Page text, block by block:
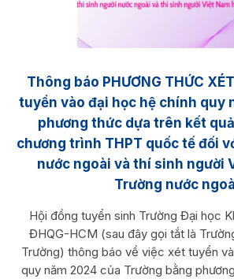
Thông báo PHƯƠNG THỨC
tuyển vào đại học hệ chính quy
phương thức dựa trên kết
chương trình THPT quốc tế đối
nước ngoài và thí sinh người
Trường nước
Hội đồng tuyển sinh Trường Đại học
ĐHQG-HCM (sau đây gọi tắt là
Trường) thông báo về việc xét tuyển
quy năm 2024 của Trường bằng